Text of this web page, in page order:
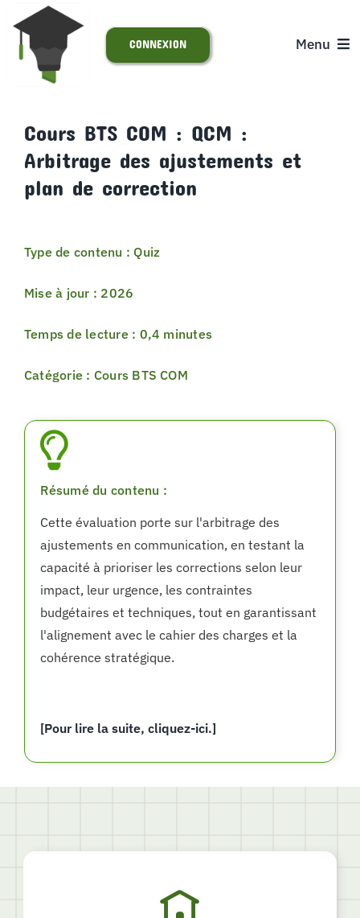
Passer
contenu
Menu
S’INSCRIRE
SUPPORT
CONNEXION
Cours BTS COM : QCM :
Arbitrage des ajustements et
plan de correction
Type de contenu : Quiz
Mise à jour : 2026
Temps de lecture : 0,4 minutes
Catégorie : Cours BTS COM
Résumé du contenu :
Cette évaluation porte sur l'arbitrage des
ajustements en communication, en testant la
capacité à prioriser les corrections selon leur
impact, leur urgence, les contraintes
budgétaires et techniques, tout en garantissant
l'alignement avec le cahier des charges et la
cohérence stratégique.
[Pour lire la suite, cliquez-ici.]